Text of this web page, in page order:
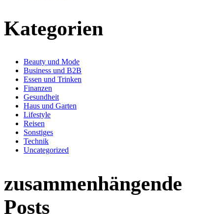
Kategorien
Beauty und Mode
Business und B2B
Essen und Trinken
Finanzen
Gesundheit
Haus und Garten
Lifestyle
Reisen
Sonstiges
Technik
Uncategorized
zusammenhängende
Posts